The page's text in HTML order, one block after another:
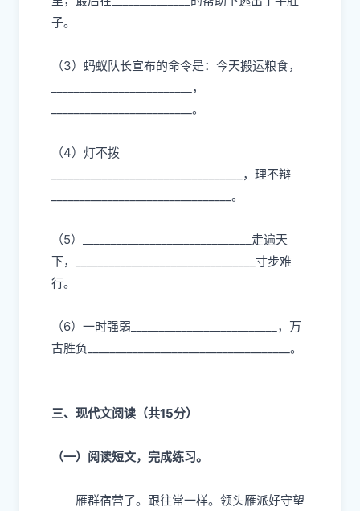
子。
（3）蚂蚁队长宣布的命令是：今天搬运粮食，
_________________________，
_________________________。
（4）灯不拨
__________________________________，理不辩
________________________________。
（5）______________________________走遍天
下，________________________________寸步难
行。
（6）一时强弱__________________________，万
古胜负____________________________________。
三、现代文阅读（共15分）
（一）阅读短文，完成练习。
雁群宿营了。跟往常一样。领头雁派好守望